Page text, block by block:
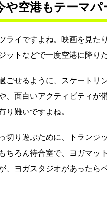
や空港もテーマパ
ライですよね。映画を見た
ットなどで一度空港に降り
ごせるように、スケートリ
、面白いアクティビティが
り難いですよね。
切り遊ぶために、トランジ
ちろん待合室で、ヨガマッ
、ヨガスタジオがあった